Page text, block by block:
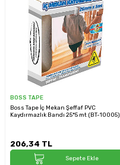
BOSS TAPE
Boss Tape İç Mekan Şeffaf PVC
Kaydırmazlık Bandı 25*5 mt (BT-10005)
206,34 TL
Sepete Ekle